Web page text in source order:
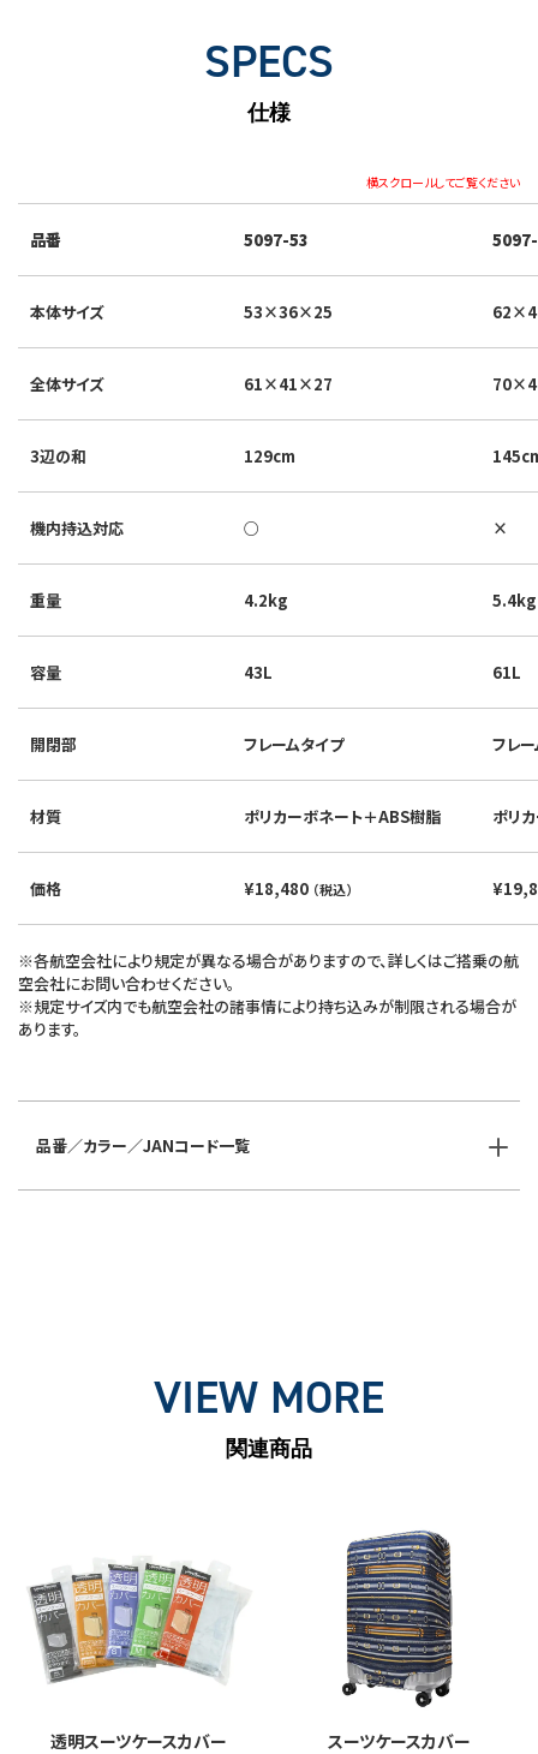
SPECS
仕様
横スクロールしてご覧ください
品番 5097-53
本体サイズ 53×36×25
全体サイズ 61×41×27
3辺の和 129cm
機内持込対応 ○ ×
重量 4.2kg 5.4kg
容量 43L 61L
開閉部 フレームタイプ フレ
材質 ポリカーボネート＋ABS樹脂 ポリ
価格 ¥18,480 （税込）
※各航空会社により規定が異なる場合がありますので、詳しくはご搭乗の航
空会社にお問い合わせください。
※規定サイズ内でも航空会社の諸事情により持ち込みが制限される場合が
あります。
品番／カラー／JANコード一覧
VIEW MORE
関連商品
透明スーツケースカバー スーツケースカバー